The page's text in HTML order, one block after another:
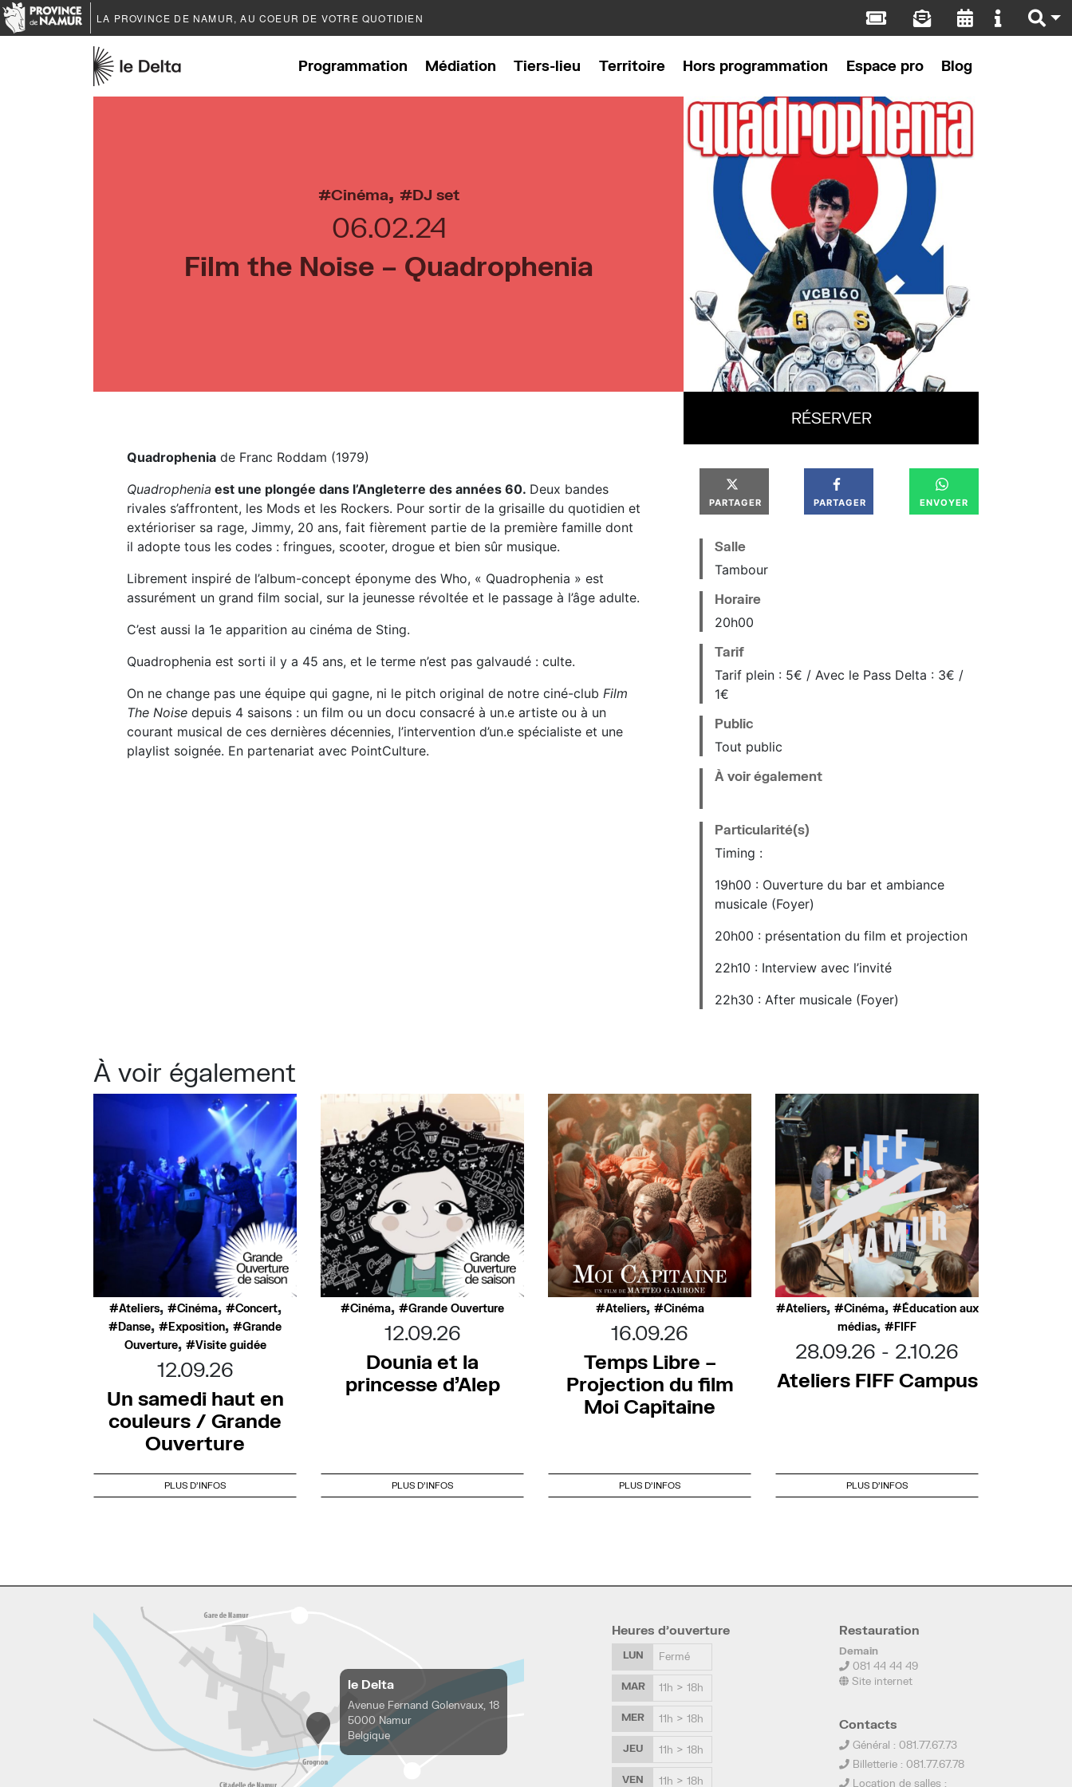
LA PROVINCE DE NAMUR, AU COEUR DE VOTRE QUOTIDIEN
Programmation Médiation Tiers-lieu Territoire Hors programmation Espace pro Blog
Cinéma, DJ set
06.02.24
Film the Noise – Quadrophenia
Quadrophenia de Franc Roddam (1979)
Quadrophenia est une plongée dans l’Angleterre des années 60. Deux bandes
rivales s’affrontent, les Mods et les Rockers. Pour sortir de la grisaille du quotidien et
extérioriser sa rage, Jimmy, 20 ans, fait fièrement partie de la première famille dont
il adopte tous les codes : fringues, scooter, drogue et bien sûr musique.
Librement inspiré de l’album-concept éponyme des Who, « Quadrophenia » est
assurément un grand film social, sur la jeunesse révoltée et le passage à l’âge adulte.
C’est aussi la 1e apparition au cinéma de Sting.
Quadrophenia est sorti il y a 45 ans, et le terme n’est pas galvaudé : culte.
On ne change pas une équipe qui gagne, ni le pitch original de notre ciné-club Film
The Noise depuis 4 saisons : un film ou un docu consacré à un.e artiste ou à un
courant musical de ces dernières décennies, l’intervention d’un.e spécialiste et une
playlist soignée. En partenariat avec PointCulture.
RÉSERVER
PARTAGER PARTAGER ENVOYER
Salle
Tambour
Horaire
20h00
Tarif
Tarif plein : 5€ / Avec le Pass Delta : 3€ /
1€
Public
Tout public
À voir également
Particularité(s)
Timing :
19h00 : Ouverture du bar et ambiance
musicale (Foyer)
20h00 : présentation du film et projection
22h10 : Interview avec l’invité
22h30 : After musicale (Foyer)
À voir également
Ateliers, Cinéma, Concert,
Danse, Exposition,
Grande
Ouverture, Visite guidée
12.09.26
Un samedi haut en
couleurs / Grande
Ouverture
PLUS D'INFOS
Cinéma, Grande Ouverture
12.09.26
Dounia et la
princesse d’Alep
PLUS D'INFOS
Ateliers, Cinéma
16.09.26
Temps Libre –
Projection du film
Moi Capitaine
PLUS D'INFOS
Ateliers, Cinéma,
Éducation aux
médias, FIFF
28.09.26
2.10.26
Ateliers FIFF Campus
PLUS D'INFOS
le Delta
Avenue Fernand Golenvaux, 18
5000 Namur
Belgique
Heures d’ouverture
LUN Fermé
MAR 11h > 18h
MER 11h > 18h
JEU 11h > 18h
VEN 11h > 18h
Restauration
Demain
081 44 44 49
Site internet
Contacts
Général : 081.77.67.73
Billetterie : 081.77.67.78
Location de salles :